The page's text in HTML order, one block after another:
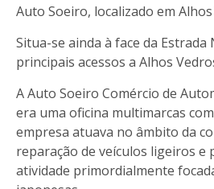
Auto Soeiro, localizado em
Situa-se ainda à face da Estrada
principais acessos a Alhos
A Auto Soeiro Comércio de
era uma oficina multimarcas
empresa atuava no âmbito da
reparação de veículos ligeiros e
atividade primordialmente